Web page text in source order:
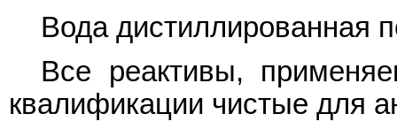
Вода дистиллированная
Все реактивы,
квалификации чистые для